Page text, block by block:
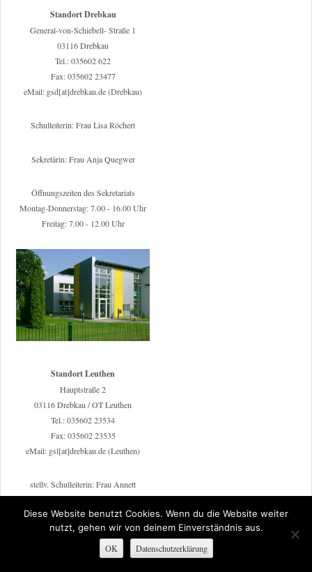
Standort Drebkau
General-von-Schiebell- Straße 1
03116 Drebkau
Tel.: 035602 622
Fax: 035602 23477
eMail: gsd[at]drebkau.de (Drebkau)
Schulleiterin: Frau Lisa Röchert
Sekretärin: Frau Anja Quegwer
Öffnungszeiten des Sekretariats
Montag-Donnerstag: 7.00 - 16.00 Uhr
Freitag: 7.00 - 12.00 Uhr
Standort Leuthen
Hauptstraße 2
03116 Drebkau / OT Leuthen
Tel.: 035602 23534
Fax: 035602 23535
eMail: gsl[at]drebkau.de (Leuthen)
stellv. Schulleiterin: Frau Annett
Nevoigt
Sekretärin: Frau Julia Kästner
Diese Website benutzt Cookies. Wenn du die Website weiter
nutzt, gehen wir von deinem Einverständnis aus.
OK
Datenschutzerklärung